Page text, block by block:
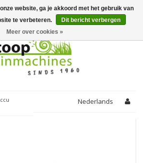
Nederlands
website, ga je akkoord met het gebruik van
te verbeteren.
Dit bericht verbergen
Meer over cookies »